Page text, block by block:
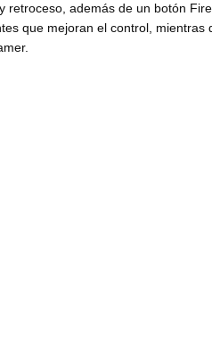
además de un botón
que mejoran el control,